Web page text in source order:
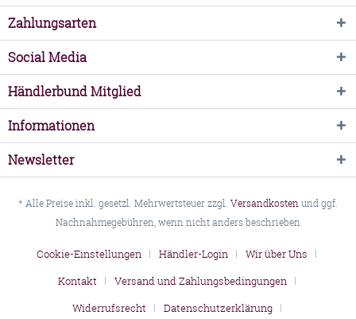
Zahlungsarten
Social Media
Händlerbund Mitglied
Informationen
Newsletter
* Alle Preise inkl. gesetzl. Mehrwertsteuer zzgl. Versandkostenund ggf.
Nachnahmegebühren, wenn nicht anders beschrieben
Cookie-Einstellungen Händler-Login
Wir über Uns
Kontakt
Versand und Zahlungsbedingungen
Widerrufsrecht
Datenschutzerklärung